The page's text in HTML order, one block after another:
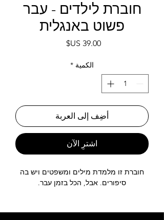
חוברת לילדים - עבר
פשוט באנגלית
‏39.00 US$ السعر
الكمية *
أضِف إلى العربة
اشترِ الآن
חוברת זו מלמדת מילים ומשפטים ויש בה
סיפורים. אבל, הכל בזמן עבר.
English4Learners